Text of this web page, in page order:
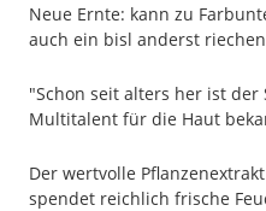
Neue Ernte: kann zu
auch ein bisl anderst
"Schon seit alters her ist der
Multitalent für die Haut
Der wertvolle
spendet reichlich frische